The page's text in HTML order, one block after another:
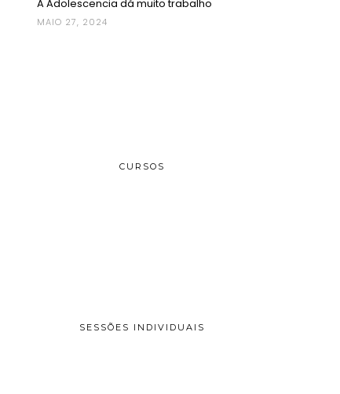
A Adolescencia dá muito trabalho
MAIO 27, 2024
CURSOS
SESSÕES INDIVIDUAIS